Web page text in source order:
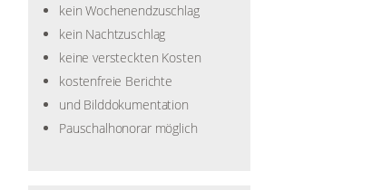
kein Wochenendzuschlag
kein Nachtzuschlag
keine versteckten Kosten
kostenfreie Berichte
und Bilddokumentation
Pauschalhonorar möglich